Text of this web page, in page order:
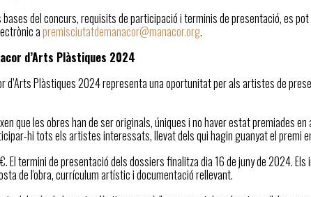
del concurs, requisits de participació i terminis de presentació, es
apremisciutatdemanacor@manacor.org.
d’Arts Plàstiques 2024
d’Arts Plàstiques 2024 representa una oportunitat per als artistes de
que les obres han de ser originals, úniques i no haver estat premiades
hi tots els artistes interessats, llevat dels qui hagin guanyat el premi
El termini de presentació dels dossiers finalitza dia 16 de juny de 2024.
de l'obra, currículum artístic i documentació rellevant.